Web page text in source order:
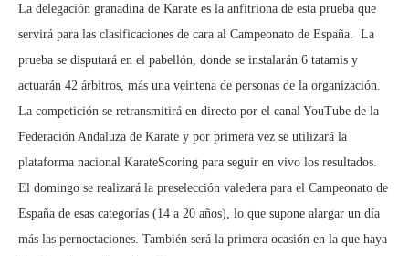
La delegación granadina de Karate es la anfitriona de esta prueba que
servirá para las clasificaciones de cara al Campeonato de España. La
prueba se disputará en el pabellón, donde se instalarán 6 tatamis y
actuarán 42 árbitros, más una veintena de personas de la organización.
La competición se retransmitirá en directo por el canal YouTube de la
Federación Andaluza de Karate y por primera vez se utilizará la
plataforma nacional KarateScoring para seguir en vivo los resultados.
El domingo se realizará la preselección valedera para el Campeonato de
España de esas categorías (14 a 20 años), lo que supone alargar un día
más las pernoctaciones. También será la primera ocasión en la que haya